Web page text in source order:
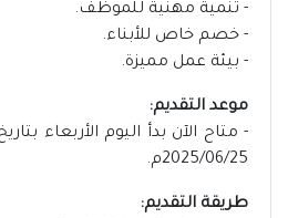
- تنمية مهنية للموظف.
- خصم خاص للأبناء.
- بيئة عمل مميزة.
موعد التقديم:
2025/06/25م.
طريقة التقديم: